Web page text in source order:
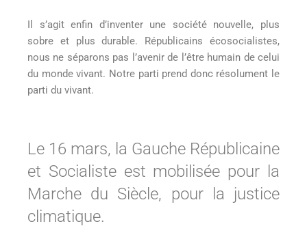
Il s’agit enfin d’inventer une société nouvelle, plus
sobre et plus durable. Républicains écosocialistes,
nous ne séparons pas l’avenir de l’être humain de celui
du monde vivant. Notre parti prend donc résolument le
parti du vivant.
Le 16 mars, la Gauche Républicaine
et Socialiste est mobilisée pour la
Marche du Siècle, pour la justice
climatique.